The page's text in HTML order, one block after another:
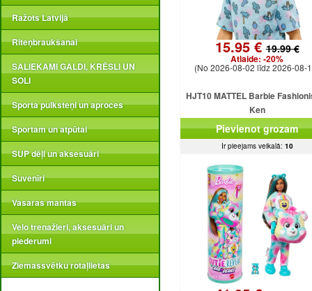
Ražots Latvijā
Riteņbraukšanai
SALIEKAMI GALDI, KRĒSLI UN
SOLI
Sporta pulksteņi un aproces
Sportam un atpūtai
SUP dēļi un aksesuāri
Suvenīri
Vasaras mantas
Velo trenažieri, aksesuāri un
piederumi
Ziemassvētku rotaļlietas
15.95 €19.99 €
Atlaide: -20%
(No 2026-08-02 līdz 2026-08-
HJT10 MATTEL Barbie
Ken
Pievienot grozam
Ir pieejams veikalā: 10